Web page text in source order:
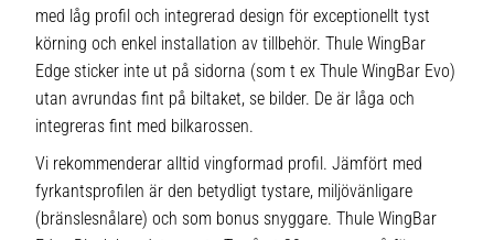
med låg profil och integrerad design för exceptionellt tyst
körning och enkel installation av tillbehör. Thule WingBar
Edge sticker inte ut på sidorna (som t ex Thule WingBar Evo)
utan avrundas fint på biltaket, se bilder. De är låga och
integreras fint med bilkarossen.
Vi rekommenderar alltid vingformad profil. Jämfört med
fyrkantsprofilen är den betydligt tystare, miljövänligare
(bränslesnålare) och som bonus snyggare. Thule WingBar